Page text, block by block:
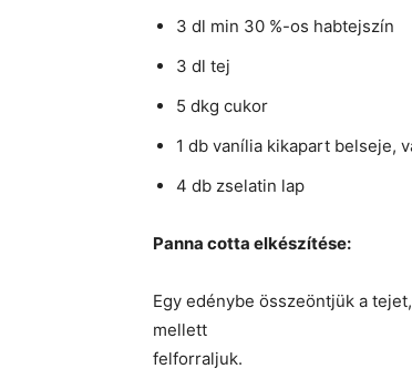
3 dl min 30 %-os habtejszín
3 dl tej
5 dkg cukor
1 db vanília kikapart belseje,
4 db zselatin lap
Panna cotta elkészítése:
Egy edénybe összeöntjük a
mellett
felforraljuk.